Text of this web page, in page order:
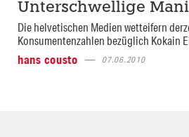
Unterschwellige
Die helvetischen Medien wetteifern
Konsumentenzahlen bezüglich Kokain
hans cousto
07.06.2010